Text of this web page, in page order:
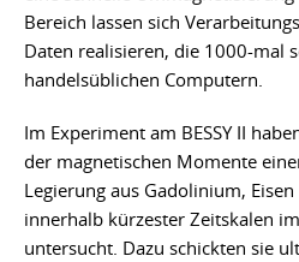
Bereich lassen sich
Daten realisieren, die 1000-mal
handelsüblichen Computern.
Im Experiment am BESSY II
der magnetischen Momente
Legierung aus Gadolinium,
innerhalb kürzester Zeitskalen
untersucht. Dazu schickten sie